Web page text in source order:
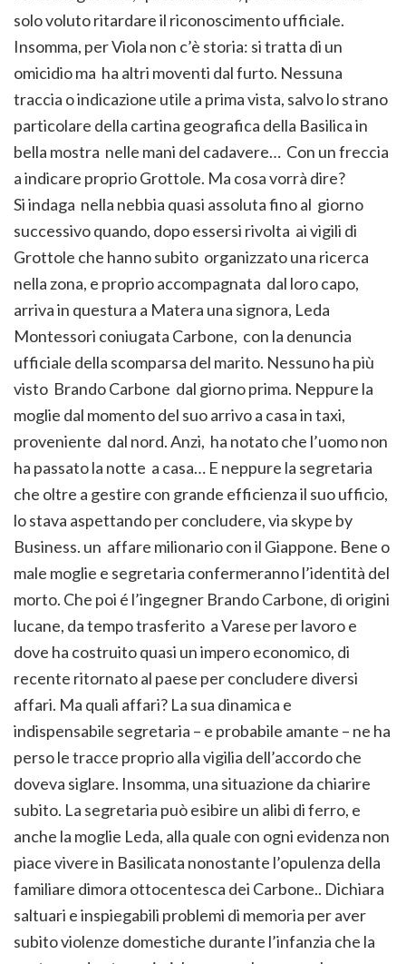
solo voluto ritardare il riconoscimento ufficiale.
Insomma, per Viola non c’è storia: si tratta di un
omicidio ma ha altri moventi dal furto. Nessuna
traccia o indicazione utile a prima vista, salvo lo strano
particolare della cartina geografica della Basilica in
bella mostra nelle mani del cadavere… Con un freccia
a indicare proprio Grottole. Ma cosa vorrà dire?
Si indaga nella nebbia quasi assoluta fino al giorno
successivo quando, dopo essersi rivolta ai vigili di
Grottole che hanno subito organizzato una ricerca
nella zona, e proprio accompagnata dal loro capo,
arriva in questura a Matera una signora, Leda
Montessori coniugata Carbone, con la denuncia
ufficiale della scomparsa del marito. Nessuno ha più
visto Brando Carbone dal giorno prima. Neppure la
moglie dal momento del suo arrivo a casa in taxi,
proveniente dal nord. Anzi, ha notato che l’uomo non
ha passato la notte a casa… E neppure la segretaria
che oltre a gestire con grande efficienza il suo ufficio,
lo stava aspettando per concludere, via skype by
Business. un affare milionario con il Giappone. Bene o
male moglie e segretaria confermeranno l’identità del
morto. Che poi é l’ingegner Brando Carbone, di origini
lucane, da tempo trasferito a Varese per lavoro e
dove ha costruito quasi un impero economico, di
recente ritornato al paese per concludere diversi
affari. Ma quali affari? La sua dinamica e
indispensabile segretaria – e probabile amante – ne ha
perso le tracce proprio alla vigilia dell’accordo che
doveva siglare. Insomma, una situazione da chiarire
subito. La segretaria può esibire un alibi di ferro, e
anche la moglie Leda, alla quale con ogni evidenza non
piace vivere in Basilicata nonostante l’opulenza della
familiare dimora ottocentesca dei Carbone.. Dichiara
saltuari e inspiegabili problemi di memoria per aver
subito violenze domestiche durante l’infanzia che la